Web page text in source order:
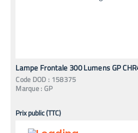
Lampe Frontale 300 Lumens GP
Code DOD : 158375
Marque : GP
Prix public (TTC)